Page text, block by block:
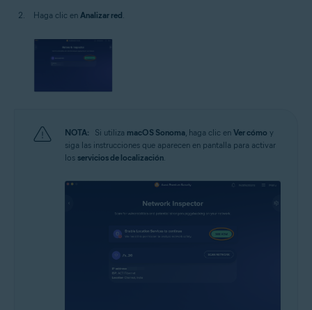
Haga clic en Analizar red.
NOTA: Si utiliza macOS Sonoma , haga clic en Ver cómo y
siga las instrucciones que aparecen en pantalla para activar
los servicios de localización